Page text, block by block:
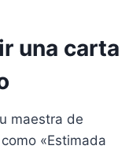
una carta
maestra de
«Estimada